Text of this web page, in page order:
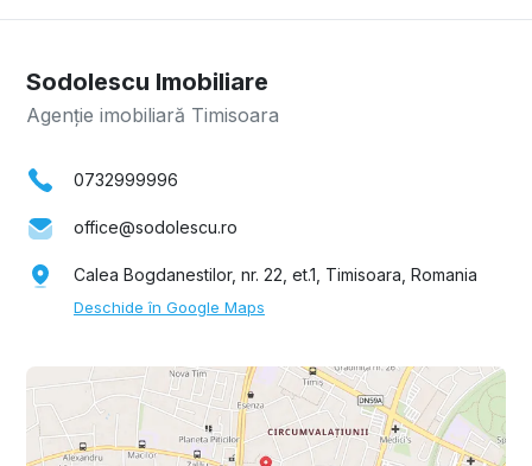
Sodolescu Imobiliare
Agenție imobiliară Timisoara
0732999996
office@sodolescu.ro
Calea Bogdanestilor, nr. 22, et.1, Timisoara, Romania
Deschide în Google Maps